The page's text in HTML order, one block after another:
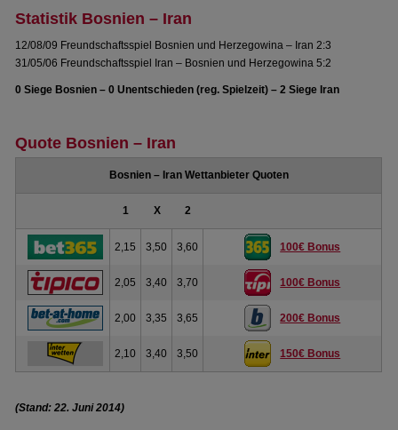
Statistik Bosnien – Iran
12/08/09 Freundschaftsspiel Bosnien und Herzegowina – Iran 2:3
31/05/06 Freundschaftsspiel Iran – Bosnien und Herzegowina 5:2
0 Siege Bosnien – 0 Unentschieden (reg. Spielzeit) – 2 Siege Iran
Quote Bosnien – Iran
Bosnien – Iran Wettanbieter Quoten
1 X 2
2,15 3,50 3,60 100€ Bonus
2,05 3,40 3,70 100€ Bonus
2,00 3,35 3,65 200€ Bonus
2,10 3,40 3,50 150€ Bonus
(Stand: 22. Juni 2014)